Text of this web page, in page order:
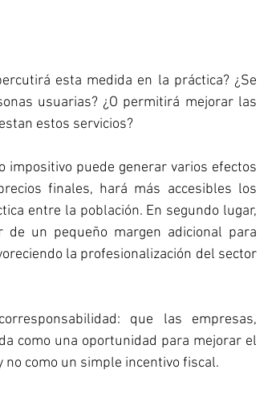
esta medida en la práctica? ¿Se
usuarias? ¿O permitirá mejorar las
estos servicios?
impositivo puede generar varios efectos
finales, hará más accesibles los
entre la población. En segundo lugar,
un pequeño margen adicional para
la profesionalización del sector
que las empresas,
como una oportunidad para mejorar el
como un simple incentivo fiscal.